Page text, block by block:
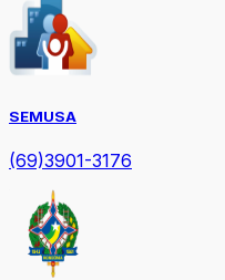
SEMUSA
(69)3901-3176